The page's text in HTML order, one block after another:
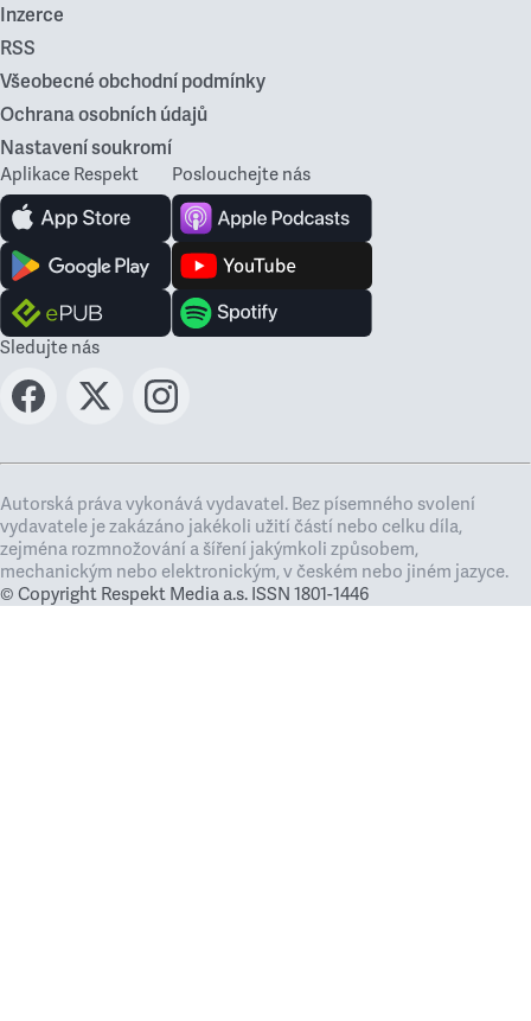
Inzerce
RSS
Všeobecné obchodní podmínky
Ochrana osobních údajů
Nastavení soukromí
Aplikace Respekt Poslouchejte nás
Sledujte nás
Autorská práva vykonává vydavatel. Bez písemného svolení
vydavatele je zakázáno jakékoli užití částí nebo celku díla,
zejména rozmnožování a šíření jakýmkoli způsobem,
mechanickým nebo elektronickým, v českém nebo jiném jazyce.
© Copyright Respekt Media a.s. ISSN 1801-1446